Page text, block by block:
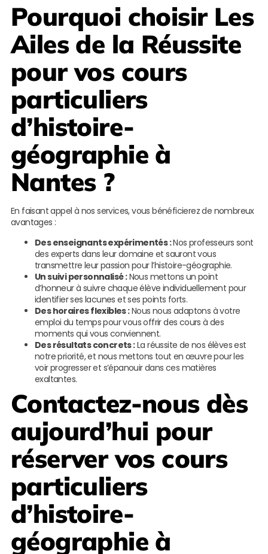
Pourquoi choisir Les
Ailes de la Réussite
pour vos cours
particuliers
d’histoire-
géographie à
Nantes ?
En faisant appel à nos services, vous bénéficierez de nombreux
avantages :
Des enseignants expérimentés :Nos professeurs sont
des experts dans leur domaine et sauront vous
transmettre leur passion pour l’histoire-géographie.
Un suivi personnalisé :Nous mettons un point
d’honneur à suivre chaque élève individuellement pour
identifier ses lacunes et ses points forts.
Des horaires flexibles :Nous nous adaptons à votre
emploi du temps pour vous offrir des cours à des
moments qui vous conviennent.
Des résultats concrets :La réussite de nos élèves est
notre priorité, et nous mettons tout en œuvre pour les
voir progresser et s’épanouir dans ces matières
exaltantes.
Contactez-nous dès
aujourd’hui pour
réserver vos cours
particuliers
d’histoire-
géographie à